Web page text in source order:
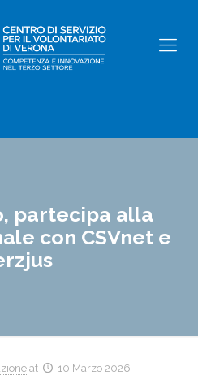
partecipa alla
con CSVnet e
at 10 Marzo 2026